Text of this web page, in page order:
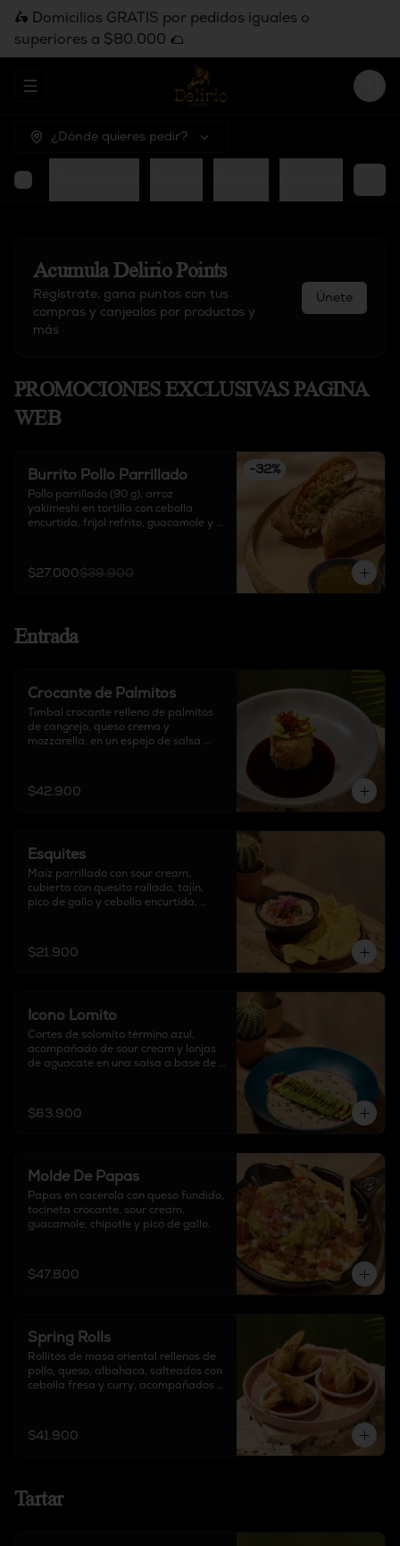
🛵 Domicilios GRATIS por pedidos iguales o
superiores a $80.000 🌮
Abrir menu de navegación
¿Dónde quieres pedir?
Bowl
AcumulaDelirio Points
Regístrate, gana puntos con tus
compras y canjealos por productos y
más
Únete
PROMOCIONES EXCLUSIVAS PAGINA
WEB
-32%
Burrito Pollo Parrillado
Pollo parrillado (90 g), arroz
yakimeshi en tortilla con cebolla
encurtida, frijol refrito, guacamole y
tomate verde.
$27.000$39.900
Entrada
Crocante de Palmitos
Timbal crocante relleno de palmitos
de cangrejo, queso crema y
mozzarella, en un espejo de salsa
$42.900
Esquites
Maíz parrillado con sour cream,
cubierto con quesito rallado, tajín,
pico de gallo y cebolla encurtida,
$21.900
Icono Lomito
Cortes de solomito término azul,
acompañado de sour cream y lonjas
de aguacate en una salsa a base de
$63.900
Molde De Papas
Papas en cacerola con queso fundido,
tocineta crocante, sour cream,
guacamole, chipotle y pico de gallo.
$47.800
Spring Rolls
Rollitos de masa oriental rellenos de
pollo, queso, albahaca, salteados con
cebolla fresa y curry, acompañados
$41.900
Tartar